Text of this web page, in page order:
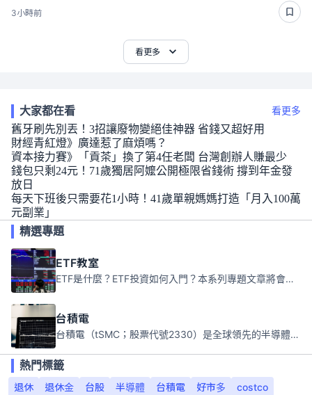
3小時前
看更多
大家都在看 看更多
舊牙刷先別丟！3招讓廢物變絕佳神器 省錢又超好用
財經青紅燈》廣達惹了麻煩嗎？
資本接力賽》「貢茶」換了第4任老闆 台灣創辦人賺最少
錢包只剩24元！71歲獨居阿嬤公開極限省錢術 撐到年金發
放日
每天下班後只需要花1小時！41歲單親媽媽打造「月入100萬
元副業」
精選專題
ETF教室
ETF是什麼？ETF投資如何入門？本系列專題文章將會告訴你新手必須知道的ETF基礎知識。
台積電
台積電（tSMC；股票代號2330）是全球領先的半導體代工公司，成立於1987年，總部位於台灣新竹。且已於美國、日本、德國及中國設廠，台積電是全球首家專業積體電路製造服務公司，也是全球最先進和最大規模的半導體代工廠。
熱門標籤
退休
退休金 台股 半導體 台積電 好市多 costco